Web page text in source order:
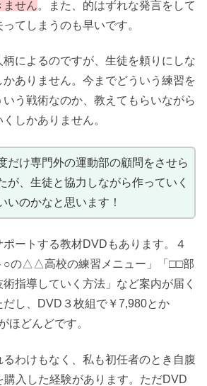
ません。また、的はずれな発言をして
てしまうのも早いです。
によるのですが、生徒を頼りにしな
ありません。今までどういう練習を
いう戦術なのか、教えてもらいながら
しかありません。
だけ専門外の運動部の顧問をさせら
が、生徒と協力しながら作っていく
いのかなと思います！
ートする教材DVDもあります。４
○の△△高校の練習メニュー」「□□部
指導していく方法」など案内が届く
だし、DVD３枚組で￥7,980とか
ほどんどです。
わけもなく、私も初任者のとき自腹
購入した経験があります。ただDVD